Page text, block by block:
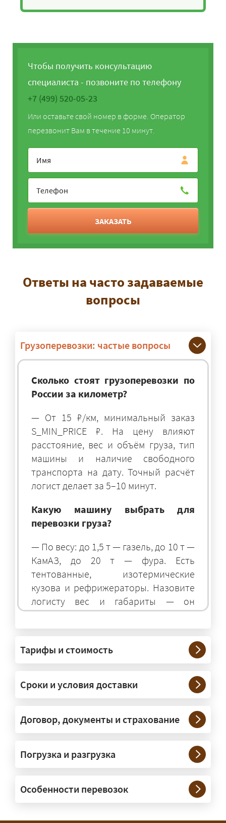
Чтобы получить консультацию
специалиста - позвоните по телефону
+7 (499) 520-05-23
Или оставьте свой номер в форме. Оператор
перезвонит Вам в течение 10 минут.
ЗАКАЗАТЬ
Ответы на часто задаваемые
вопросы
Грузоперевозки: частые вопросы
Сколько стоят грузоперевозки по
России за километр?
— От 15 ₽/км, минимальный заказ
S_MIN_PRICE ₽. На цену влияют
расстояние, вес и объём груза, тип
машины и наличие свободного
транспорта на дату. Точный расчёт
логист делает за 5–10 минут.
Какую машину выбрать для
перевозки груза?
— По весу: до 1,5 т — газель, до 10 т —
КамАЗ, до 20 т — фура. Есть
тентованные, изотермические
кузова и рефрижераторы. Назовите
логисту вес и габариты — он
подберёт оптимальный транспорт.
— Штатно — от 100 кг до 20 тонн.
Мелкие партии едут догрузом,
крупные — отдельной машиной.
Тяжеловесы 30–90 т организуем
через проверенных партнёров.
России?
межгородних перевозках по всей
России (от 100 км). Груз едет от
адреса до адреса на одной машине,
Тарифы и стоимость
Сроки и условия доставки
Договор, документы и страхование
Погрузка и разгрузка
Особенности перевозок